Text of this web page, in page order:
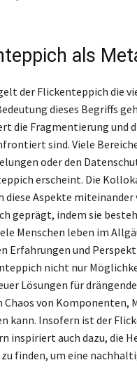
als
der Flickenteppich die
dieses Begriffs
die Fragmentierung und
sind. Viele
oder den
erscheint. Die
diese Aspekte miteinander
geprägt, indem sie
Menschen leben im
Erfahrungen und
nicht nur
Lösungen für
von Komponenten,
kann. Insofern ist der
inspiriert auch dazu, die
zu finden, um eine